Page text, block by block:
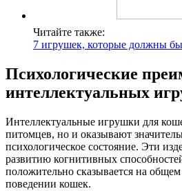
Читайте также:
7 игрушек, которые должны
Психологические
интеллектуальных
Интеллектуальные игрушки для
питомцев, но и оказывают
психологическое состояние. Эти
развитию когнитивных
положительно сказывается на
поведении кошек.